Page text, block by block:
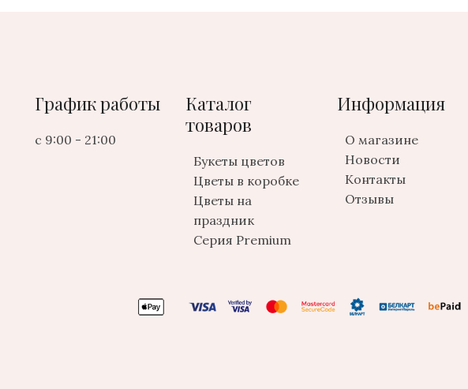
График работы
с 9:00 - 21:00
Каталог
товаров
Букеты цветов
Цветы в коробке
Цветы на
праздник
Серия Premium
Информация
О магазине
Новости
Контакты
Отзывы